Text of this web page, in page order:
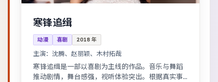
寒锋追缉
动漫 喜剧 2018 年
主演： 沈腾、赵丽颖、木村拓哉
寒锋追缉是一部以喜剧为主线的作品。音乐与舞蹈
推动剧情，舞台感强，视听体验突出。根据真实事